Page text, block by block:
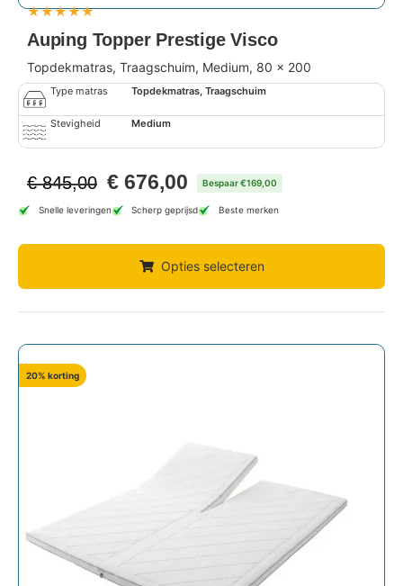
★★★★★
Auping Topper Prestige Visco
Topdekmatras, Traagschuim, Medium, 80 x 200
Type matras Topdekmatras, Traagschuim
Stevigheid Medium
€845,00 € 676,00 Bespaar €169,00
Snelle leveringen Scherp geprijsd Beste merken
Opties selecteren
20% korting